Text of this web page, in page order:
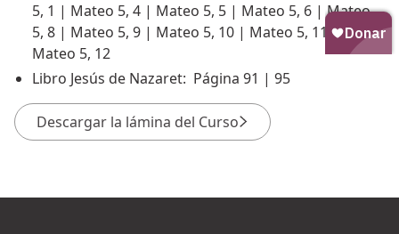
5, 1 | Mateo 5, 4 | Mateo 5, 5 | Mateo 5, 6 | Mateo
5, 8 | Mateo 5, 9 | Mateo 5, 10 | Mateo 5, 11 |
Mateo 5, 12
Libro Jesús de Nazaret: Página 91 | 95
Descargar la lámina del Curso